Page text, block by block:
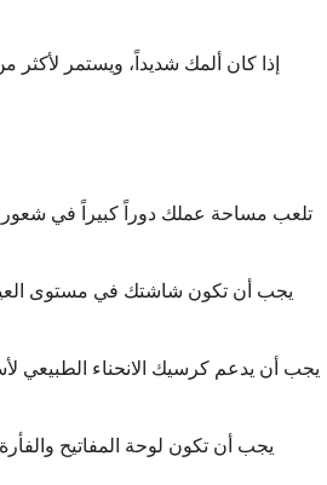
إذا كان ألمك شديداً، ويستمر
تلعب مساحة عملك دوراً كبيراً في
يجب أن تكون شاشتك في مستوى العين
يجب أن يدعم كرسيك الانحناء